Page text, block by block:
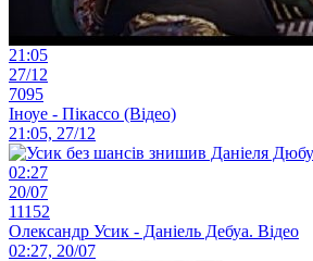
21:05
27/12
7095
Іноуе - Пікассо (Відео)
21:05, 27/12
02:27
20/07
11152
Олександр Усик - Даніель Дебуа. Відео
02:27, 20/07